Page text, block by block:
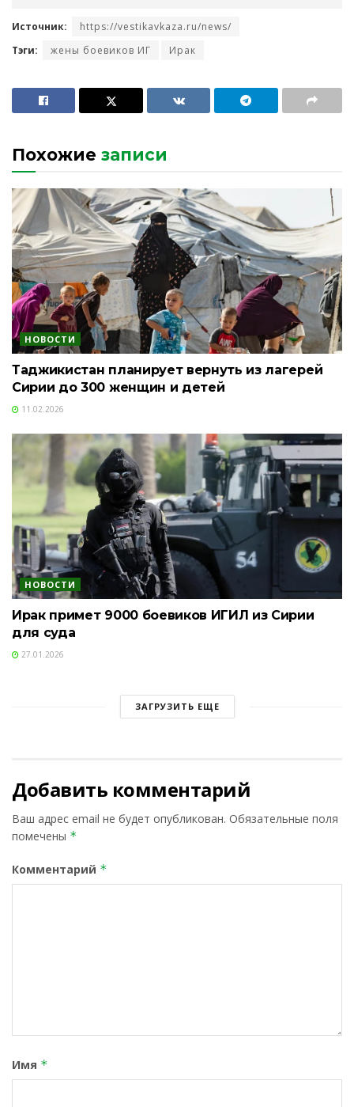
Источник:
https://vestikavkaza.ru/news/
Тэги:
жены боевиков ИГ Ирак
Похожие записи
НОВОСТИ
Таджикистан планирует вернуть из лагерей
Сирии до 300 женщин и детей
11.02.2026
НОВОСТИ
Ирак примет 9000 боевиков ИГИЛ из Сирии
для суда
27.01.2026
ЗАГРУЗИТЬ ЕЩЕ
Добавить комментарий
Ваш адрес email не будет опубликован. Обязательные поля
помечены *
Комментарий *
Имя *